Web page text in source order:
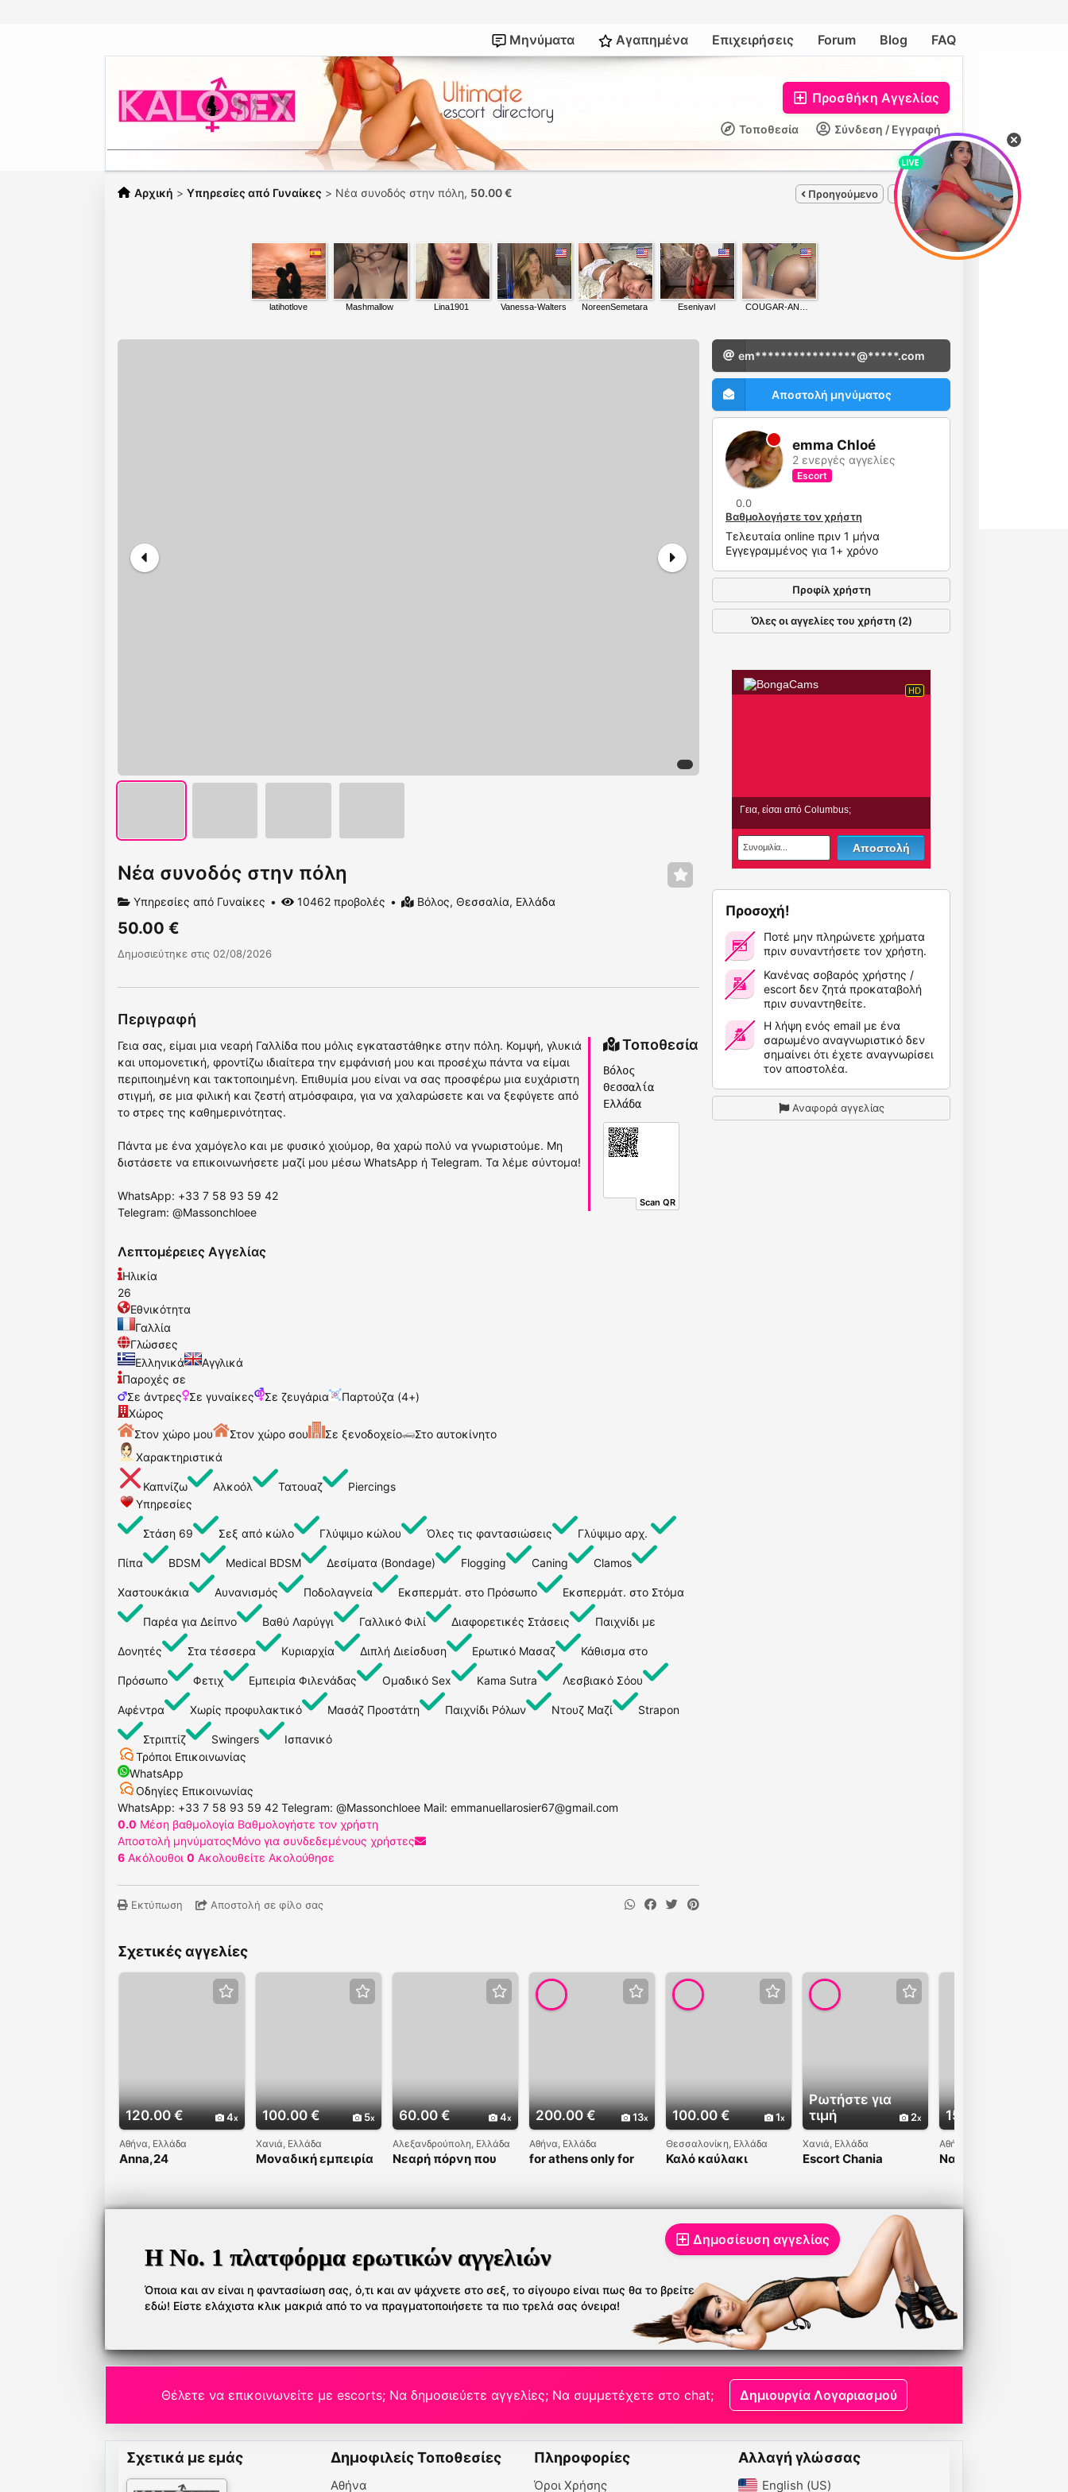
Μηνύματα Αγαπημένα Επιχειρήσεις Forum Blog FAQ
Προσθήκη Αγγελίας
Σύνδεση / Εγγραφή
Τοποθεσία
Αρχική > Υπηρεσίες από Γυναίκες > Νέα συνοδός στην πόλη, 50.00 € Προηγούμενο Επόμενο
Νέα συνοδός στην πόλη
Υπηρεσίες από Γυναίκες 10462 προβολές Βόλος, Θεσσαλία, Ελλάδα
50.00 €
Δημοσιεύτηκε στις 02/08/2026
Περιγραφή
Τοποθεσία
Βόλος
Θεσσαλία
Ελλάδα
Scan QR
Γεια σας, είμαι μια νεαρή Γαλλίδα που μόλις εγκαταστάθηκε στην πόλη. Κομψή, γλυκιά
και υπομονετική, φροντίζω ιδιαίτερα την εμφάνισή μου και προσέχω πάντα να είμαι
περιποιημένη και τακτοποιημένη. Επιθυμία μου είναι να σας προσφέρω μια ευχάριστη
στιγμή, σε μια φιλική και ζεστή ατμόσφαιρα, για να χαλαρώσετε και να ξεφύγετε από
το στρες της καθημερινότητας.
Πάντα με ένα χαμόγελο και με φυσικό χιούμορ, θα χαρώ πολύ να γνωριστούμε. Μη
διστάσετε να επικοινωνήσετε μαζί μου μέσω WhatsApp ή Telegram. Τα λέμε σύντομα!
WhatsApp: +33 7 58 93 59 42
Telegram: @Massonchloee
Λεπτομέρειες Αγγελίας
Ηλικία
26
Εθνικότητα
Γαλλία
Γλώσσες
Ελληνικά
Αγγλικά
Παροχές σε
Σε άντρες
Σε γυναίκες Σε ζευγάρια
Παρτούζα (4+)
Χώρος
Στον χώρο μου
Στον χώρο σου Σε ξενοδοχείο
Στο αυτοκίνητο
Χαρακτηριστικά
Καπνίζω Αλκοόλ Τατουαζ
Piercings
Υπηρεσίες
Στάση 69 Σεξ από κώλο Γλύψιμο κώλου Όλες τις φαντασιώσεις Γλύψιμο αρχ.
Πίπα BDSM Medical BDSM Δεσίματα (Bondage) Flogging Caning Clamos
Χαστουκάκια Αυνανισμός Ποδολαγνεία Εκσπερμάτ. στο Πρόσωπο Εκσπερμάτ. στο Στόμα
Παρέα για Δείπνο Βαθύ Λαρύγγι Γαλλικό Φιλί Διαφορετικές Στάσεις Παιχνίδι με
Δονητές Στα τέσσερα Κυριαρχία Διπλή Διείσδυση Ερωτικό Μασαζ Κάθισμα στο
Πρόσωπο Φετιχ Εμπειρία Φιλενάδας Ομαδικό Sex Kama Sutra Λεσβιακό Σόου
Αφέντρα Χωρίς προφυλακτικό Μασάζ Προστάτη Παιχνίδι Ρόλων Ντουζ Μαζί Strapon
Στριπτίζ Swingers
Ισπανικό
Τρόποι Επικοινωνίας
WhatsApp
Οδηγίες Επικοινωνίας
WhatsApp: +33 7 58 93 59 42 Telegram: @Massonchloee Mail: emmanuellarosier67@gmail.com
0.0 Μέση βαθμολογία Βαθμολογήστε τον χρήστη
Αποστολή μηνύματοςΜόνο για συνδεδεμένους χρήστες
6 Ακόλουθοι 0 Ακολουθείτε Ακολούθησε
Εκτύπωση Αποστολή σε φίλο σας
em****************@*****.com
Αποστολή μηνύματος
emma Chloé
2 ενεργές αγγελίες
Escort
0.0
Βαθμολογήστε τον χρήστη
Τελευταία online πριν 1 μήνα
Εγγεγραμμένος για 1+ χρόνο
Προφίλ χρήστη
Όλες οι αγγελίες του χρήστη (2)
Προσοχή!
Ποτέ μην πληρώνετε χρήματα
πριν συναντήσετε τον χρήστη.
Κανένας σοβαρός χρήστης /
escort δεν ζητά προκαταβολή
πριν συναντηθείτε.
Η λήψη ενός email με ένα
σαρωμένο αναγνωριστικό δεν
σημαίνει ότι έχετε αναγνωρίσει
τον αποστολέα.
Αναφορά αγγελίας
Σχετικές αγγελίες
120.00 € 4
Αθήνα, Ελλάδα
Anna,24
100.00 € 5
Χανιά, Ελλάδα
Μοναδική εμπειρία
60.00 € 4
Αλεξανδρούπολη, Ελλάδα
Νεαρή πόρνη που
200.00 € 13
Αθήνα, Ελλάδα
for athens only for
100.00 € 1
Θεσσαλονίκη, Ελλάδα
Καλό καύλακι
Ρωτήστε για
τιμή
2
Χανιά, Ελλάδα
Escort Chania
150.00 €
Αθήνα, Ελλάδα
Ναντια❤️
Η Νο. 1 πλατφόρμα ερωτικών αγγελιών
Όποια και αν είναι η φαντασίωση σας, ό,τι και αν ψάχνετε στο σεξ, το σίγουρο είναι πως θα το βρείτε
εδώ! Είστε ελάχιστα κλικ μακριά από το να πραγματοποιήσετε τα πιο τρελά σας όνειρα!
Δημοσίευση αγγελίας
Θέλετε να επικοινωνείτε με escorts; Να δημοσιεύετε αγγελίες; Να συμμετέχετε στο chat; Δημιουργία Λογαριασμού
Σχετικά με εμάς Δημοφιλείς Τοποθεσίες
Αθήνα
Πληροφορίες
Όροι Χρήσης
Αλλαγή γλώσσας
English (US)‎